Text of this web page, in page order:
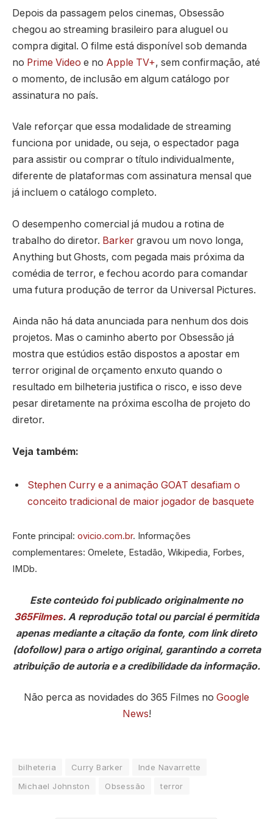
Depois da passagem pelos cinemas, Obsessão
chegou ao streaming brasileiro para aluguel ou
compra digital. O filme está disponível sob demanda
no Prime Video e no Apple TV+, sem confirmação, até
o momento, de inclusão em algum catálogo por
assinatura no país.
Vale reforçar que essa modalidade de streaming
funciona por unidade, ou seja, o espectador paga
para assistir ou comprar o título individualmente,
diferente de plataformas com assinatura mensal que
já incluem o catálogo completo.
O desempenho comercial já mudou a rotina de
trabalho do diretor. Barker gravou um novo longa,
Anything but Ghosts, com pegada mais próxima da
comédia de terror, e fechou acordo para comandar
uma futura produção de terror da Universal Pictures.
Ainda não há data anunciada para nenhum dos dois
projetos. Mas o caminho aberto por Obsessão já
mostra que estúdios estão dispostos a apostar em
terror original de orçamento enxuto quando o
resultado em bilheteria justifica o risco, e isso deve
pesar diretamente na próxima escolha de projeto do
diretor.
Veja também:
Stephen Curry e a animação GOAT desafiam o
conceito tradicional de maior jogador de basquete
Fonte principal: ovicio.com.br. Informações
complementares: Omelete, Estadão, Wikipedia, Forbes,
IMDb.
Este conteúdo foi publicado originalmente no
365Filmes. A reprodução total ou parcial é permitida
apenas mediante a citação da fonte, com link direto
(dofollow) para o artigo original, garantindo a correta
atribuição de autoria e a credibilidade da informação.
Não perca as novidades do 365 Filmes no Google
News!
bilheteria Curry Barker
Inde Navarrette
Michael Johnston
Obsessão terror